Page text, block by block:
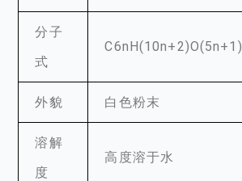
分子
式
C6nH(10n+2)O(5n+1)
外貌 白色粉末
溶解
度
高度溶于水